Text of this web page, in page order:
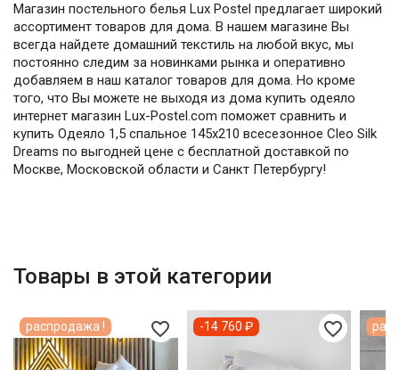
Магазин постельного белья Lux Postel предлагает широкий
ассортимент товаров для дома. В нашем магазине Вы
всегда найдете домашний текстиль на любой вкус, мы
постоянно следим за новинками рынка и оперативно
добавляем в наш каталог товаров для дома. Но кроме
того, что Вы можете не выходя из дома купить одеяло
интернет магазин Lux-Postel.com поможет сравнить и
купить Одеяло 1,5 спальное 145х210 всесезонное Cleo Silk
Dreams по выгодней цене с бесплатной доставкой по
Москве, Московской области и Санкт Петербургу!
Товары в этой категории
favorite_border
распродажа ! favorite_border
-14 760 ₽